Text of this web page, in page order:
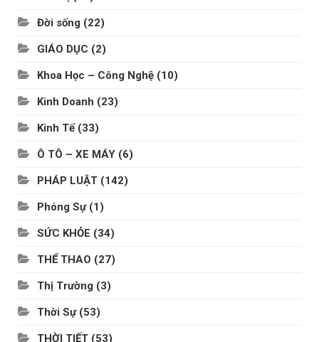
Đời sống (22)
GIÁO DỤC (2)
Khoa Học – Công Nghệ (10)
Kinh Doanh (23)
Kinh Tế(33)
Ô TÔ – XE MÁY (6)
PHÁP LUẬT (142)
Phóng Sự(1)
SỨC KHỎE (34)
THỂ THAO (27)
Thị Trường (3)
Thời Sự(53)
THỜI TIẾT (53)